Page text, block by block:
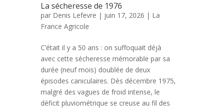
La sécheresse de 1976
par Denis Lefevre | juin 17, 2026 | La
France Agricole
C’était il y a 50 ans : on suffoquait déjà
avec cette sécheresse mémorable par sa
durée (neuf mois) doublée de deux
épisodes caniculaires. Dès décembre 1975,
malgré des vagues de froid intense, le
déficit pluviométrique se creuse au fil des